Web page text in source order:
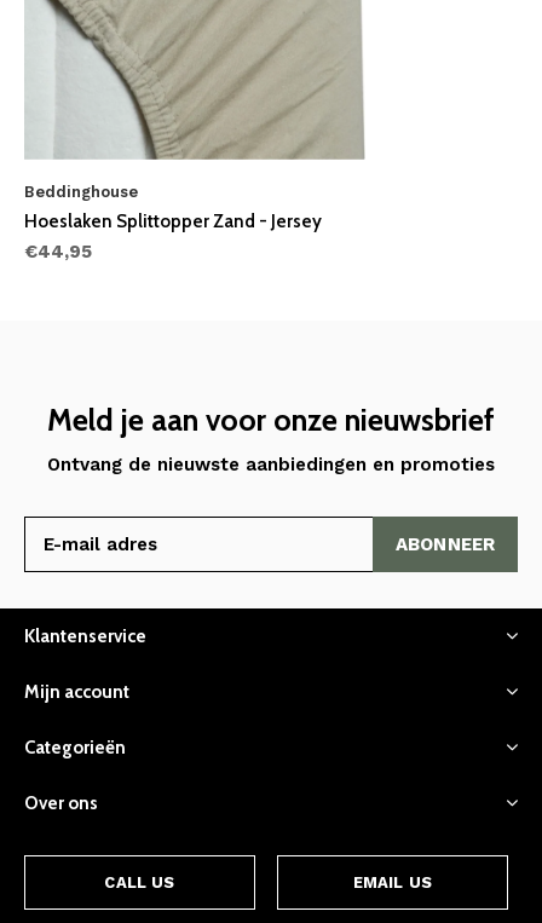
Beddinghouse
Hoeslaken Splittopper Zand - Jersey
€44,95
Meld je aan voor onze nieuwsbrief
Ontvang de nieuwste aanbiedingen en promoties
ABONNEER
Klantenservice
Mijn account
Categorieën
Over ons
CALL US EMAIL US